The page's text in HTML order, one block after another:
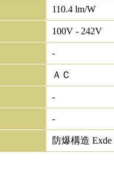
110.4 lm/W
100V - 242V
-
ＡＣ
-
-
防爆構造